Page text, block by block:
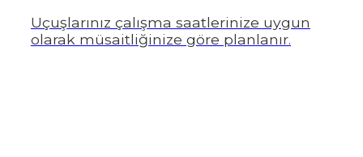
Uçuşlarınız çalışma saatlerinize uygun
olarak müsaitliğinize göre planlanır.